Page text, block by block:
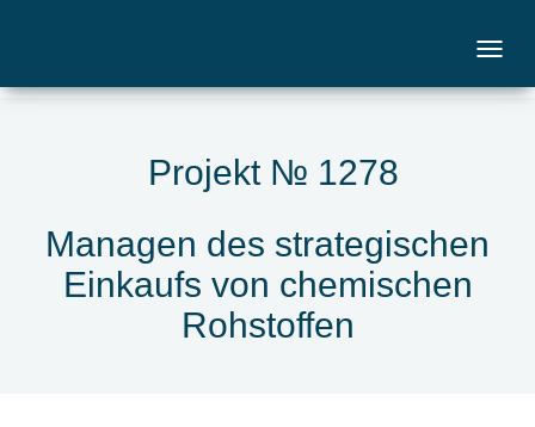
Projekt № 1278
Managen des strategischen
Einkaufs von chemischen
Rohstoffen